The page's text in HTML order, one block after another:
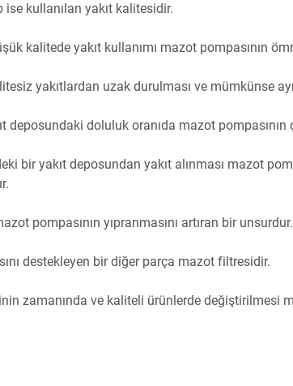
ise kullanılan yakıt kalitesidir.
kalitede yakıt kullanımı mazot pompasının
yakıtlardan uzak durulması ve mümkünse
deposundaki doluluk oranıda mazot
bir yakıt deposundan yakıt alınması mazot
pompasının yıpranmasını artıran bir unsurdur.
destekleyen bir diğer parça mazot filtresidir.
zamanında ve kaliteli ürünlerde değiştirilmesi